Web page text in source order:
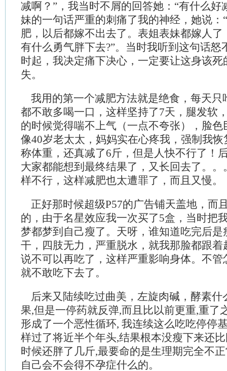
减啊？”，我当时不屑的回答她：“有什么好
妹的一句话严重的刺痛了我的神经，她说：
肥，以后都嫁不出去了。表姐表妹都嫁人
有什么勇气胖下去?”。当时我听到这句话怒
时起，我决定痛下决心，一定要让这身该
失。
我用的第一个减肥方法就是绝食，每天只
都不敢多喝一口，这样坚持了7天，腿发软
的时候觉得喘不上气（一点不夸张），脸
像40岁老太太，妈妈实在心疼我，强制我
称体重，还真减了6斤，但是人快不行了！
大家都能想到最终结果了，又长回去了。
样不行，这样减肥也太遭罪了，而且又慢。
正好那时候超级P57的广告铺天盖地，而
的，由于名星效应我一次买了5盒，当时把
梦都梦到自己瘦了。天呀，谁知道吃完后
干，四肢无力，严重脱水，就我那脸都跟
说不可以再吃了，这样严重影响身体。不
就不敢吃下去了。
后来又陆续吃过曲美，左旋肉碱，酵素什
果,但是一停药就反弹,而且比以前更重,重了
形成了一个恶性循环, 我连续这么吃吃停停
样过了将近半个年头,结果根本没瘦下来还
时候还胖了几斤,最要命的是生理期完全不
自己会不会得不孕症什么的。